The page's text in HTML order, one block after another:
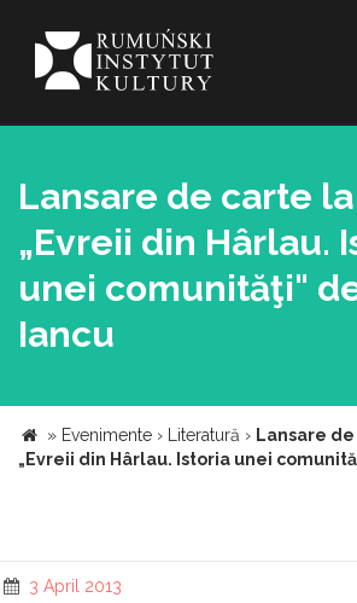
Lansare de carte la
„Evreii din Hârlau.
unei comunităţi"
Iancu
» Evenimente › Literatură › Lansare
„Evreii din Hârlau. Istoria unei
3 April 2013